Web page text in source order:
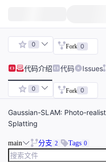
0 Fork 0
代码介绍 代码 Issues
0 Fork 0
Gaussian-SLAM: Photo-
Splatting
main 分支 2 Tags 0